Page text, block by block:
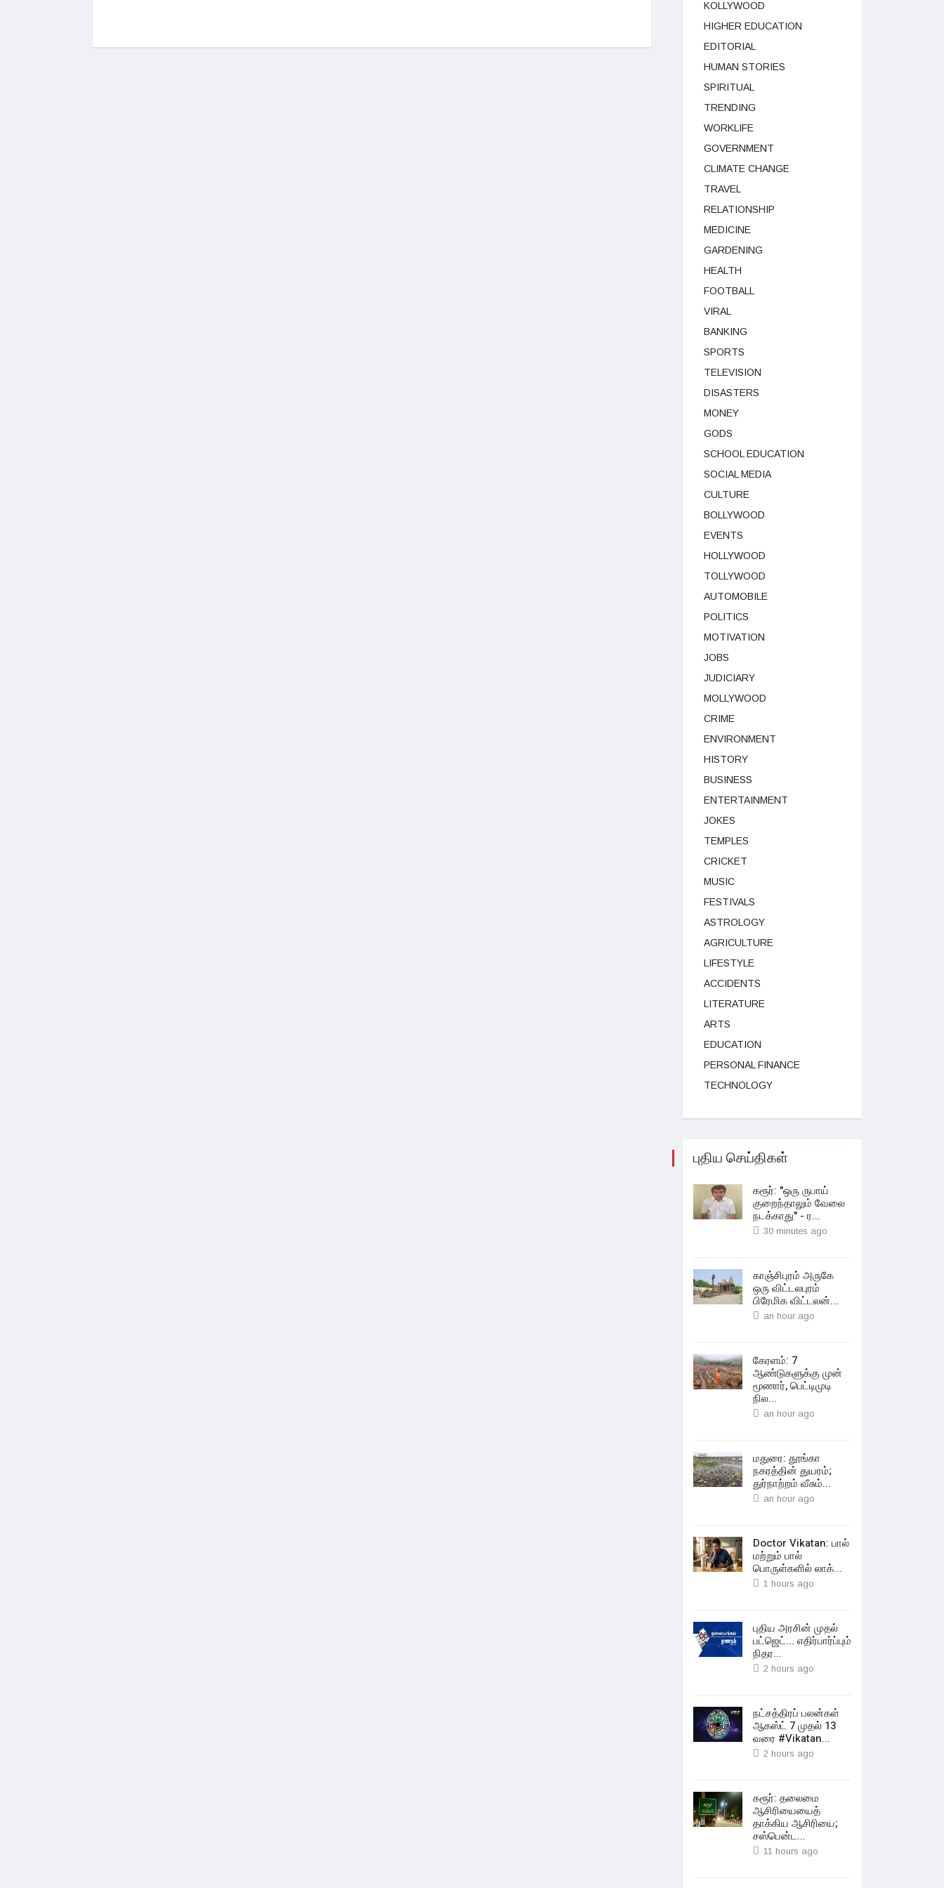
KOLLYWOOD
HIGHER EDUCATION
EDITORIAL
HUMAN STORIES
SPIRITUAL
TRENDING
WORKLIFE
GOVERNMENT
CLIMATE CHANGE
TRAVEL
RELATIONSHIP
MEDICINE
GARDENING
HEALTH
FOOTBALL
VIRAL
BANKING
SPORTS
TELEVISION
DISASTERS
MONEY
GODS
SCHOOL EDUCATION
SOCIAL MEDIA
CULTURE
BOLLYWOOD
EVENTS
HOLLYWOOD
TOLLYWOOD
AUTOMOBILE
POLITICS
MOTIVATION
JOBS
JUDICIARY
MOLLYWOOD
CRIME
ENVIRONMENT
HISTORY
BUSINESS
ENTERTAINMENT
JOKES
TEMPLES
CRICKET
MUSIC
FESTIVALS
ASTROLOGY
AGRICULTURE
LIFESTYLE
ACCIDENTS
LITERATURE
ARTS
EDUCATION
PERSONAL FINANCE
TECHNOLOGY
புதிய செய்திகள்
கரூர்: "ஒரு ருபாய்
குறைந்தாலும் வேலை
நடக்காது" - ர...
30 minutes ago
காஞ்சிபுரம் அருகே
ஒரு விட்டலபுரம்
பிரேமிக விட்டலன்...
an hour ago
கேரளம்: 7
ஆண்டுகளுக்கு முன்
மூணார், பெட்டிமுடி
நில...
an hour ago
மதுரை: தூங்கா
நகரத்தின் துயரம்;
துர்நாற்றம் வீசும்...
an hour ago
Doctor Vikatan: பால்
மற்றும் பால்
பொருள்களில் லாக்...
1 hours ago
புதிய அரசின் முதல்
பட்ஜெட்... எதிர்பார்ப்பும்
நிதர...
2 hours ago
நட்சத்திரப் பலன்கள்
ஆகஸ்ட் 7 முதல் 13
வரை #Vikatan...
2 hours ago
கரூர்: தலைமை
ஆசிரியையைத்
தாக்கிய ஆசிரியை;
சஸ்பென்ட...
11 hours ago